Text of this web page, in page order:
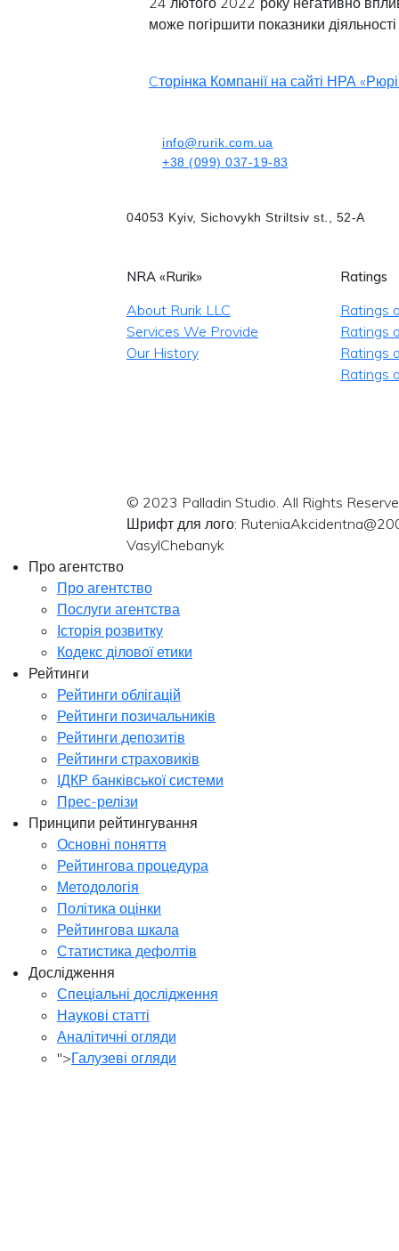
може погіршити показники
Cторінка Компанії на сайті НРА
info@rurik.com.ua
+38 (099) 037-19-83
04053 Kyiv, Sichovykh Striltsiv st., 52-A
NRA «Rurik»
About Rurik LLC
Services We Provide
Our History
Ratings
Ratings
Ratings
Ratings
Ratings
© 2023 Palladin Studio. All Rights
Шрифт для лого:
VasylChebanyk
Про агентство
Про агентство
Послуги агентства
Історія розвитку
Кодекс ділової етики
Рейтинги
Рейтинги облігацій
Рейтинги позичальників
Рейтинги депозитів
Рейтинги страховиків
ІДКР банківської системи
Прес-релізи
Принципи рейтингування
Основні поняття
Рейтингова процедура
Методологія
Політика оцінки
Рейтингова шкала
Статистика дефолтів
Дослідження
Спеціальні дослідження
Наукові статті
Аналітичні огляди
">Галузеві огляди